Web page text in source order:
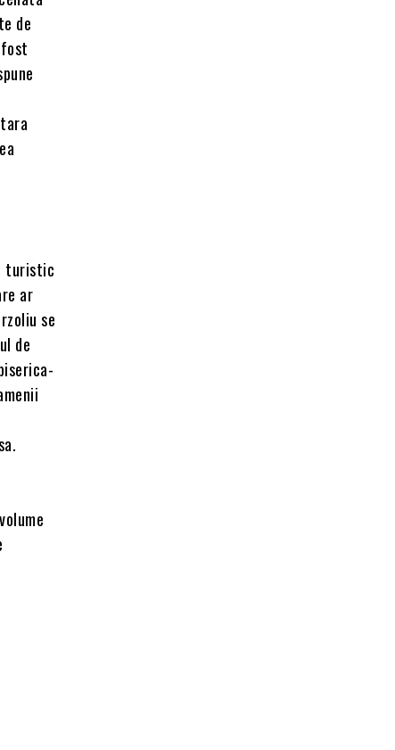
de
turistic
ar
se
de